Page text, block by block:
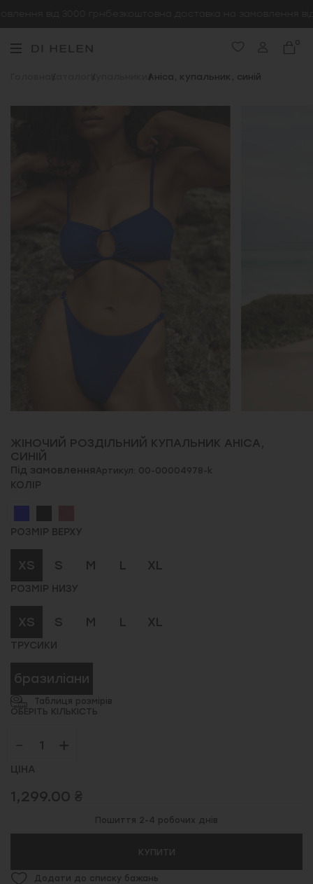
0
Каталог Купальники Аніса, купальник, синій
ЖІНОЧИЙ РОЗДІЛЬНИЙ КУПАЛЬНИК АНІСА,
СИНІЙ
Під замовлення Артикул: 00-00004978-k
КОЛІР
РОЗМІР ВЕРХУ
XS S M L XL
РОЗМІР НИЗУ
XS S M L XL
ТРУСИКИ
бразиліани
Таблиця розмірів
ОБЕРІТЬ КІЛЬКІСТЬ
ЦІНА
1,299.00 ₴
Пошиття 2-4 робочих днів
КУПИТИ
Додати до списку бажань